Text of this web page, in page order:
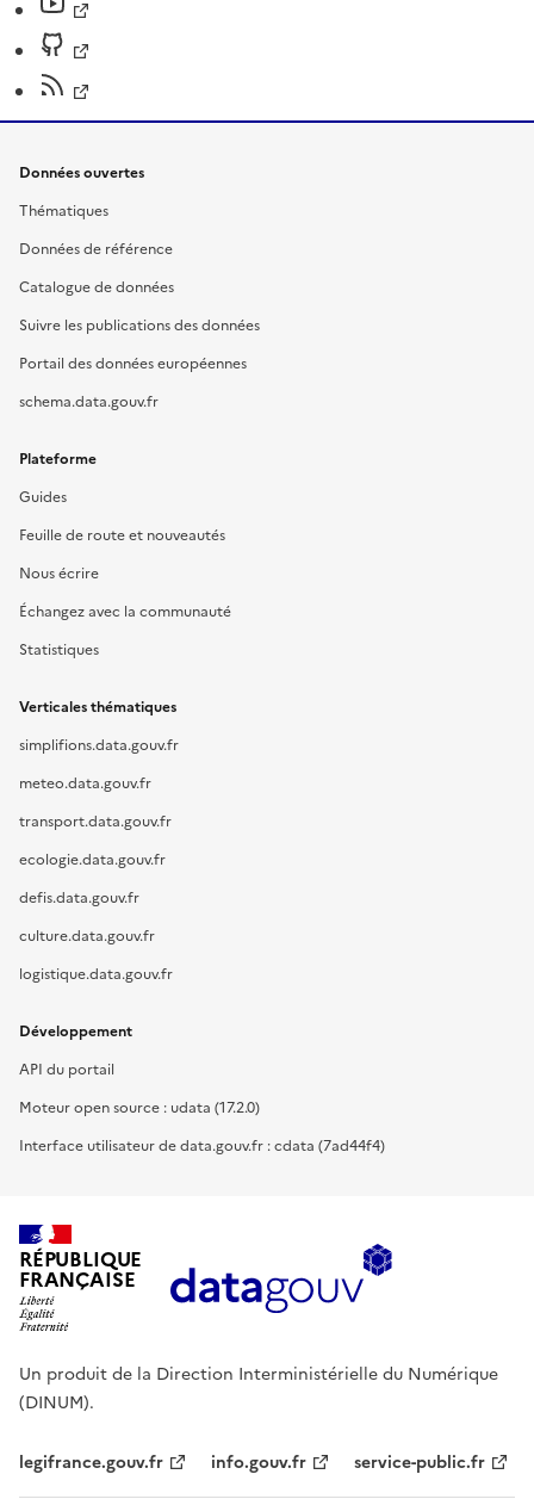
Données ouvertes
Thématiques
Données de référence
Catalogue de données
Suivre les publications des données
Portail des données européennes
schema.data.gouv.fr
Plateforme
Guides
Feuille de route et nouveautés
Nous écrire
Échangez avec la communauté
Statistiques
Verticales thématiques
simplifions.data.gouv.fr
meteo.data.gouv.fr
transport.data.gouv.fr
ecologie.data.gouv.fr
defis.data.gouv.fr
culture.data.gouv.fr
logistique.data.gouv.fr
Développement
API du portail
Moteur open source : udata (17.2.0)
Interface utilisateur de data.gouv.fr : cdata (7ad44f4)
RÉPUBLIQUE
FRANÇAISE
Un produit de la Direction Interministérielle du Numérique
(DINUM).
legifrance.gouv.fr info.gouv.fr service-public.fr